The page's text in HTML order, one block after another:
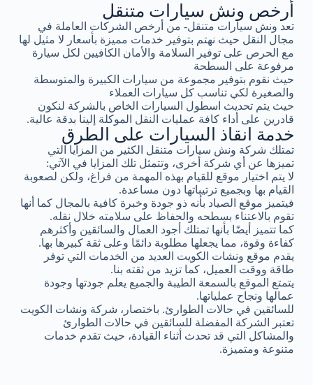
أرخص ونش سيارات متنقل
تعد ونش سيارات متنقل- من أرخص الشركات العاملة في
مجال النقل حيث نهتم بتوفير خدمات مميزة بأسعار لا مثيل لها
مع الحرص على توفير السلامة والأمان الكافيين لكل سيارة
مرفوعة على السطحة
حيث نقوم بتوفير مجموعة من سيارات الكبيرة والمتوسطة
والصغيرة لكي تناسب كل سيارات العملاء
حيث يتم تحديث اسطول السيارات الخاص بالشركة لنكون
قادرين على أداء كافة عمليات النقل الموكلة إلينا بدقة عالية.
خدمة انقاذ السيارات على الطرق
تمتلك شركة ونش سيارات متنقل الكثير من المزايا التي
تميزها عن أي شركة أخرى، وتتمثل تلك المزايا في الآتي:
لا يتم اختيار موقع للقيام بهذه المهمة من فراغ، ولكن لصعوبة
القيام بها وبجميع ترتيباتها دون مساعدة.
فيتميز موقع الصياد بأنه ذو جودة وخبرة كافية بالمجال كما أنها
تقوم بالاعتناء بسطحه والحفاظ على سلامته خلال نقله.
كما تتميز أيضًا بأنها تمتلك أجود العمال والسائقين وأكثرهم
كفاءة وقوة، مما يجعلها مطلوبة دائمًا وعلى ثقة كبيرها بها.
يقدم موقع ونشات الكويت العديد من الخدمات التي توفر
طاقة ووقت العميل، كما تزيد من ثقته بنا.
يتمتع الموقع بالسمعة الطيبة والجميع يعلم جودتها وجودة
عمالها ونجاح عملياتها.
للسائقين في حالات الطوارئ. باختصار، شركة ونشات الكويت
تعتبر الشركة المفضلة للسائقين في حالات الطوارئ
والمشاكل التي قد تحدث أثناء القيادة، حيث تقدم خدمات
متنوعة ومتميزة.